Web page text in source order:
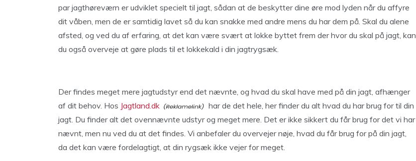
par jagthøreværn er udviklet specielt til jagt, sådan at de beskytter dine øre mod lyden når du affyre
dit våben, men de er samtidig lavet så du kan snakke med andre mens du har dem på. Skal du alene
afsted, og ved du af erfaring, at det kan være svært at lokke byttet frem der hvor du skal på jagt, kan
du også overveje at gøre plads til et lokkekald i din jagtrygsæk.
Der findes meget mere jagtudstyr end det nævnte, og hvad du skal have med på din jagt, afhænger
af dit behov. Hos Jagtland.dk
har de det hele, her finder du alt hvad du har brug for til din
jagt. Du finder alt det ovennævnte udstyr og meget mere. Det er ikke sikkert du får brug for det vi har
nævnt, men nu ved du at det findes. Vi anbefaler du overvejer nøje, hvad du får brug for på din jagt,
da det kan være fordelagtigt, at din rygsæk ikke vejer for meget.